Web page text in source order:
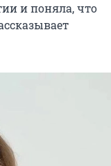
и поняла, что